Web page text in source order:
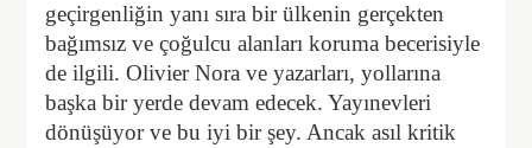
geçirgenliğin yanı sıra bir ülkenin gerçekten
bağımsız ve çoğulcu alanları koruma becerisiyle
de ilgili. Olivier Nora ve yazarları, yollarına
başka bir yerde devam edecek. Yayınevleri
dönüşüyor ve bu iyi bir şey. Ancak asıl kritik